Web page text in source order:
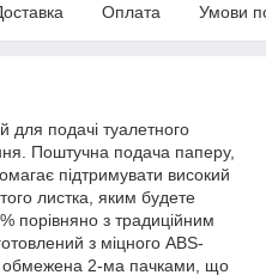
Оплата Умови
для подачі туалетного
Поштучна подача паперу,
підтримувати високий
листка, яким будете
порівняно з традиційним
з міцного ABS-
обмежена 2-ма пачками, що